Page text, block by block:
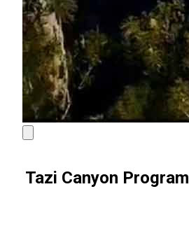
Tazi Canyon Program